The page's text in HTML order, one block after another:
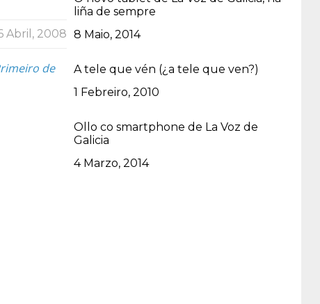
Abril, 2008
de
liña de sempre
Data
8 Maio, 2014
A tele que vén (¿a tele que ven?)
Data
1 Febreiro, 2010
Ollo co smartphone de La Voz de
Galicia
Data
4 Marzo, 2014